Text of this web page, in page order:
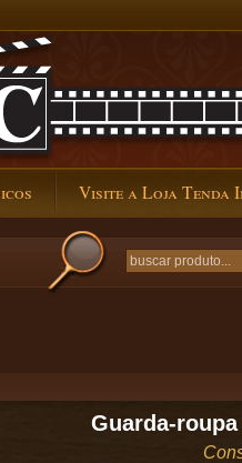
Visite a Loja Tenda
Guarda-